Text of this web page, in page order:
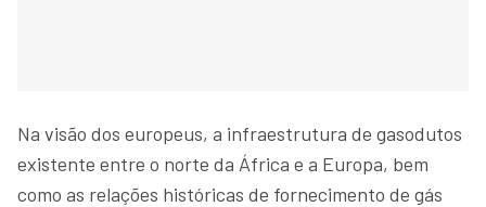
Na visão dos europeus, a infraestrutura de gasodutos
existente entre o norte da África e a Europa, bem
como as relações históricas de fornecimento de gás